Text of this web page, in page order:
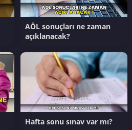
AÖL sonuçları ne zaman
açıklanacak?
Hafta sonu sınav var mı?